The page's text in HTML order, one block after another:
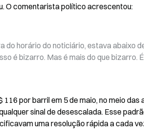
O comentarista político acrescentou:
do horário do noticiário, estava abaixo
é bizarro. Mas é mais do que bizarro. É
por barril em 5 de maio, no meio
sinal de desescalada. Esse
uma resolução rápida a cada